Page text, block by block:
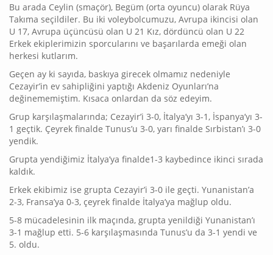
Bu arada Ceylin (smaçör), Begüm (orta oyuncu) olarak Rüya
Takıma seçildiler. Bu iki voleybolcumuzu, Avrupa ikincisi olan
U 17, Avrupa üçüncüsü olan U 21 Kız, dördüncü olan U 22
Erkek ekiplerimizin sporcularını ve başarılarda emeği olan
herkesi kutlarım.
Geçen ay ki sayıda, baskıya girecek olmamız nedeniyle
Cezayir’in ev sahipliğini yaptığı Akdeniz Oyunları’na
değinememiştim. Kısaca onlardan da söz edeyim.
Grup karşılaşmalarında; Cezayir’i 3-0, İtalya’yı 3-1, İspanya’yı 3-
1 geçtik. Çeyrek finalde Tunus’u 3-0, yarı finalde Sırbistan’ı 3-0
yendik.
Grupta yendiğimiz İtalya’ya finalde1-3 kaybedince ikinci sırada
kaldık.
Erkek ekibimiz ise grupta Cezayir’i 3-0 ile geçti. Yunanistan’a
2-3, Fransa’ya 0-3, çeyrek finalde İtalya’ya mağlup oldu.
5-8 mücadelesinin ilk maçında, grupta yenildiği Yunanistan’ı
3-1 mağlup etti. 5-6 karşılaşmasında Tunus’u da 3-1 yendi ve
5. oldu.